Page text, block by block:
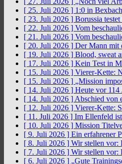
[ 25. Juli 2026 ] 1:0 in
[ 23. Juli 2026 ] Borussia
[ 22. Juli 2026 ] Vom
[ 21. Juli 2026 ] Vom
[ 20. Juli 2026 ] Der Mann mit
[ 19. Juli 2026 ] Blood, sweat
[ 17. Juli 2026 ] Kein Test in
[ 15. Juli 2026 ] Vierer-Kette:
[ 15. Juli 2026 ] „Mission
[ 14. Juli 2026 ] Heute vor
[ 14. Juli 2026 ] Abschied von
[ 12. Juli 2026 ] Vierer-Kette:
[ 11. Juli 2026 ] Im Ellenfeld
[ 10. Juli 2026 ] Mission
[ 9. Juli 2026 ] Ein erfahrener
[ 8. Juli 2026 ] Wir stellen vor:
[ 7. Juli 2026 ] Wir stellen vor:
[ 6. Juli 2026 ] „Gute